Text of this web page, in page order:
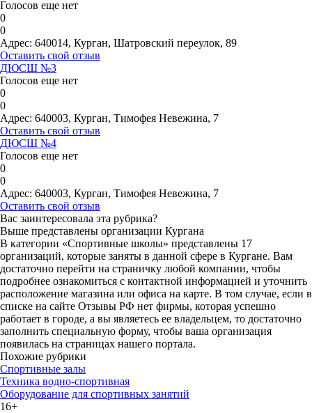
Голосов еще нет
0
0
Адрес: 640014, Курган, Шатровский переулок, 89
Оставить свой отзыв
ДЮСШ №3
Голосов еще нет
0
0
Адрес: 640003, Курган, Тимофея Невежина, 7
Оставить свой отзыв
ДЮСШ №4
Голосов еще нет
0
0
Адрес: 640003, Курган, Тимофея Невежина, 7
Оставить свой отзыв
Вас заинтересовала эта рубрика?
Выше представлены организации Кургана
В категории «Спортивные школы» представлены 17
организаций, которые заняты в данной сфере в Кургане. Вам
достаточно перейти на страничку любой компании, чтобы
подробнее ознакомиться с контактной информацией и уточнить
расположение магазина или офиса на карте. В том случае, если в
списке на сайте Отзывы РФ нет фирмы, которая успешно
работает в городе, а вы являетесь ее владельцем, то достаточно
заполнить специальную форму, чтобы ваша организация
появилась на страницах нашего портала.
Похожие рубрики
Спортивные залы
Техника водно-спортивная
Оборудование для спортивных занятий
16+